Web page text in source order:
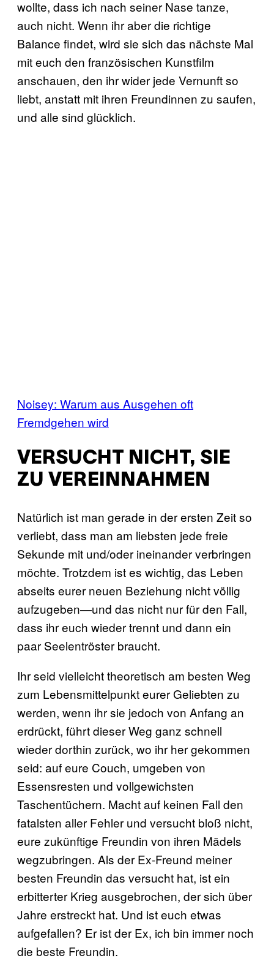
wollte, dass ich nach seiner Nase tanze,
auch nicht. Wenn ihr aber die richtige
Balance findet, wird sie sich das nächste Mal
mit euch den französischen Kunstfilm
anschauen, den ihr wider jede Vernunft so
liebt, anstatt mit ihren Freundinnen zu saufen,
und alle sind glücklich.
Noisey: Warum aus Ausgehen oft
Fremdgehen wird
VERSUCHT NICHT, SIE
ZU VEREINNAHMEN
Natürlich ist man gerade in der ersten Zeit so
verliebt, dass man am liebsten jede freie
Sekunde mit und/oder ineinander verbringen
möchte. Trotzdem ist es wichtig, das Leben
abseits eurer neuen Beziehung nicht völlig
aufzugeben—und das nicht nur für den Fall,
dass ihr euch wieder trennt und dann ein
paar Seelentröster braucht.
Ihr seid vielleicht theoretisch am besten Weg
zum Lebensmittelpunkt eurer Geliebten zu
werden, wenn ihr sie jedoch von Anfang an
erdrückt, führt dieser Weg ganz schnell
wieder dorthin zurück, wo ihr her gekommen
seid: auf eure Couch, umgeben von
Essensresten und vollgewichsten
Taschentüchern. Macht auf keinen Fall den
fatalsten aller Fehler und versucht bloß nicht,
eure zukünftige Freundin von ihren Mädels
wegzubringen. Als der Ex-Freund meiner
besten Freundin das versucht hat, ist ein
erbitterter Krieg ausgebrochen, der sich über
Jahre erstreckt hat. Und ist euch etwas
aufgefallen? Er ist der Ex, ich bin immer noch
die beste Freundin.